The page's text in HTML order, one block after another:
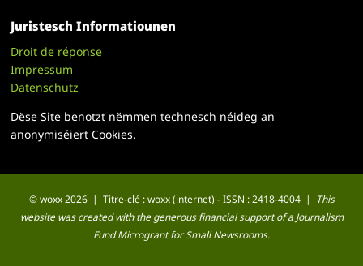
Juristesch Informatiounen
Droit de réponse
Impressum
Datenschutz
Dëse Site benotzt nëmmen technesch néideg an
anonymiséiert Cookies.
© woxx 2026 | Titre-clé : woxx (internet) - ISSN : 2418-4004 |
This
website was created with the generous financial support of a Journalism
Fund Microgrant for Small Newsrooms.